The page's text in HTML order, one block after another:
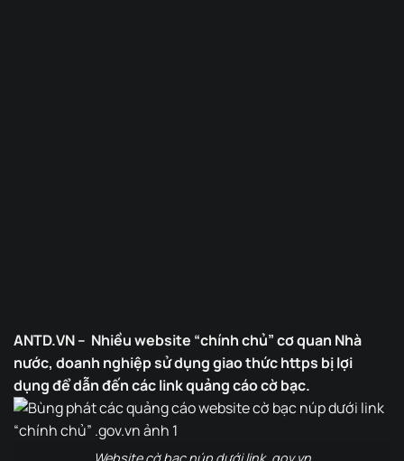
ANTD.VN – Nhiều website “chính chủ” cơ quan Nhà
nước, doanh nghiệp sử dụng giao thức https bị lợi
dụng để dẫn đến các link quảng cáo cờ bạc.